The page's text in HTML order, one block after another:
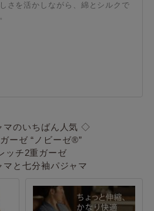
さを活かしながら、綿とシルクで
のいちばん人気 ◇
ーゼ “ノビーゼ®”
ッチ2重ガーゼ
マと七分袖パジャマ